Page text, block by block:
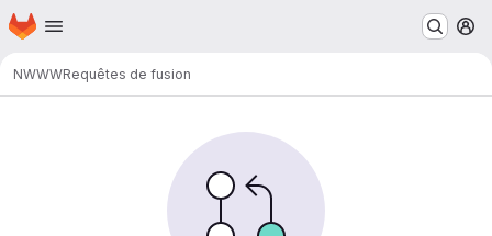
Passer au contenu principal
Page d'accueil
NWWWRequêtes de fusion